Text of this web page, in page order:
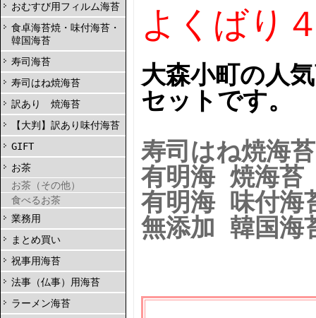
おむすび用フィルム海苔
食卓海苔焼・味付海苔・
韓国海苔
寿司海苔
寿司はね焼海苔
訳あり 焼海苔
【大判】訳あり味付海苔
GIFT
お茶
お茶（その他）
食べるお茶
業務用
まとめ買い
祝事用海苔
法事（仏事）用海苔
ラーメン海苔
よくばり
大森小町の人
セットです。
寿司はね焼海
有明海 焼海苔
有明海 味付海
無添加 韓国海